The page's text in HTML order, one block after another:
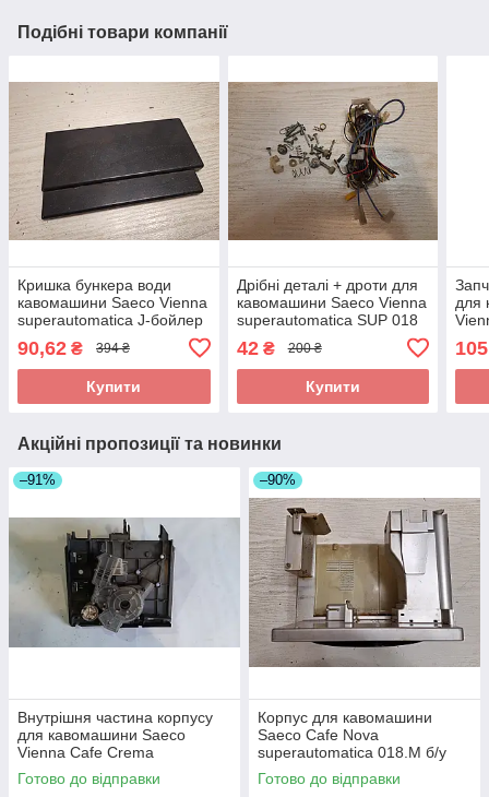
Подібні товари компанії
Кришка бункера води
кавомашини Saeco Vienna
superautomatica J-бойлер
90,62 ₴ 394 ₴
Купити
Дрібні деталі + дроти для
кавомашини Saeco Vienna
superautomatica SUP 018
42₴ 200 ₴
Купити
для
105
Акційні пропозиції та новинки
–91%
Внутрішня частина корпусу
для кавомашини Saeco
Vienna Cafe Crema
superautomatica J-бойлер
018CR_3 б/у
Готово до відправки
–90%
Корпус для кавомашини
Saeco Cafe Nova
superautomatica 018.M б/у
Готово до відправки